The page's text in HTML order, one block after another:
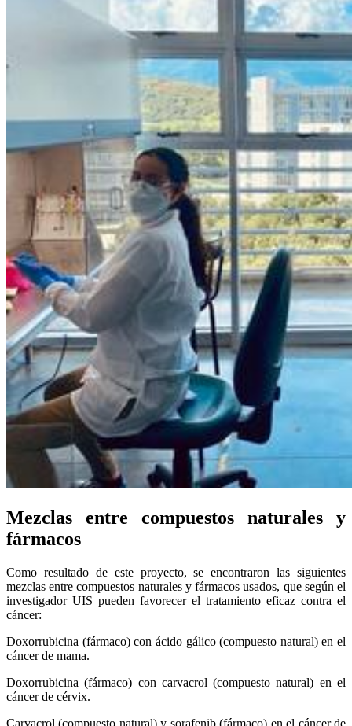
Mezclas entre compuestos naturales y
fármacos
Como resultado de este proyecto, se encontraron las siguientes
mezclas entre compuestos naturales y fármacos usados, que según el
investigador UIS pueden favorecer el tratamiento eficaz contra el
cáncer:
Doxorrubicina (fármaco) con ácido gálico (compuesto natural) en el
cáncer de mama.
Doxorrubicina (fármaco) con carvacrol (compuesto natural) en el
cáncer de cérvix.